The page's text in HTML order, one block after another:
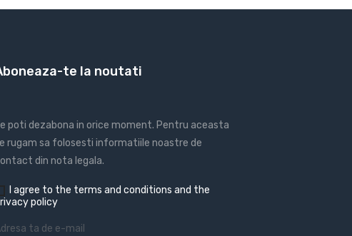
te la noutati
poti dezabona in orice moment. Pentru aceasta
rugam sa folosesti informatiile noastre de
din nota legala.
agree to the terms and conditions and the
policy